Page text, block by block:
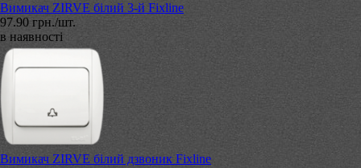
Вимикач ZIRVE білий 3-й Fixline
97.90 грн./шт.
в наявності
Вимикач ZIRVE білий дзвоник Fixline